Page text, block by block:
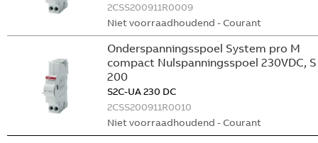
2CSS200911R0009
Niet voorraadhoudend - Courant
Onderspanningsspoel System pro M
compact Nulspanningsspoel 230VDC, S
200
S2C-UA 230 DC
2CSS200911R0010
Niet voorraadhoudend - Courant